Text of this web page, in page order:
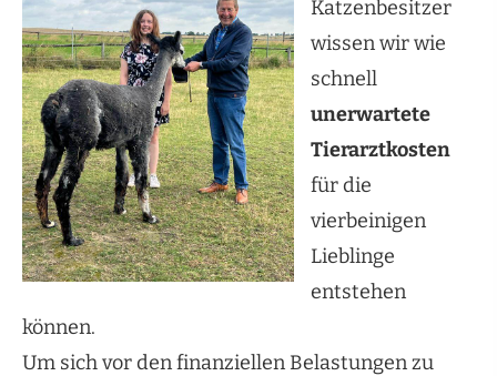
Katzenbesitzer
wissen wir wie
schnell
unerwartete
Tierarztkosten
für die
vierbeinigen
Lieblinge
entstehen
können.
Um sich vor den finanziellen Belastungen zu